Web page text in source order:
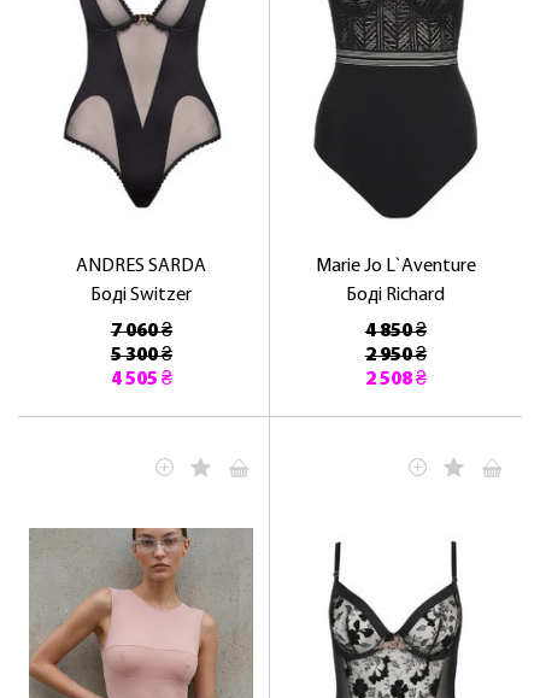
ANDRES SARDA
Боді Switzer
7 060 ₴
5 300 ₴
4 505 ₴
Marie Jo L`Aventure
Боді Richard
4 850 ₴
2 950 ₴
2 508 ₴